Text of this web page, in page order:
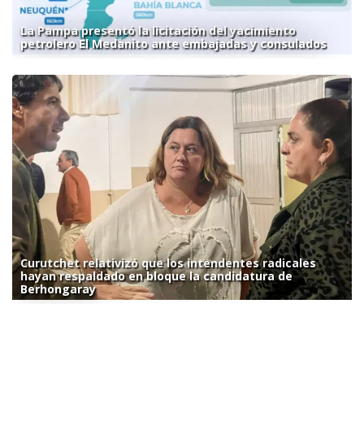
La Pampa presentó la licitación del yacimiento
petrolero El Medanito ante embajadas y consulados
Curutchet relativizó que los intendentes radicales
hayan respaldado en bloque la candidatura de
Berhongaray